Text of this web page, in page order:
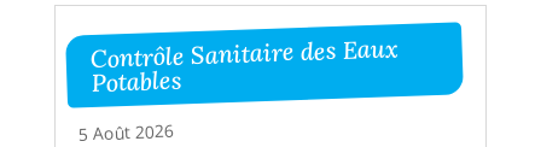
Contrôle Sanitaire des Eaux
Potables
5 Août 2026